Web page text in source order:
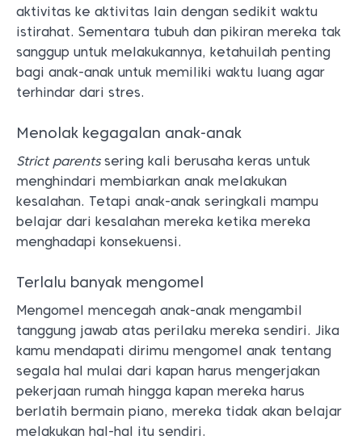
aktivitas ke aktivitas lain dengan sedikit waktu
istirahat. Sementara tubuh dan pikiran mereka tak
sanggup untuk melakukannya, ketahuilah penting
bagi anak-anak untuk memiliki waktu luang agar
terhindar dari stres.
Menolak kegagalan anak-anak
Strict parentssering kali berusaha keras untuk
menghindari membiarkan anak melakukan
kesalahan. Tetapi anak-anak seringkali mampu
belajar dari kesalahan mereka ketika mereka
menghadapi konsekuensi.
Terlalu banyak mengomel
Mengomel mencegah anak-anak mengambil
tanggung jawab atas perilaku mereka sendiri. Jika
kamu mendapati dirimu mengomel anak tentang
segala hal mulai dari kapan harus mengerjakan
pekerjaan rumah hingga kapan mereka harus
berlatih bermain piano, mereka tidak akan belajar
melakukan hal-hal itu sendiri.